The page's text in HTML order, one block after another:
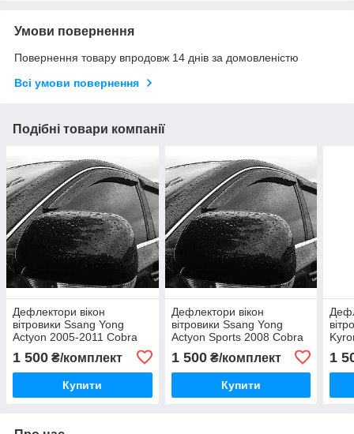
Умови повернення
Повернення товару впродовж 14 днів за домовленістю
Всі умови повернення
Подібні товари компанії
Дефлектори вікон
вітровики Ssang Yong
Actyon 2005-2011 Cobra
1 500 ₴/комплект
Купити
Дефлектори вікон
вітровики Ssang Yong
Actyon Sports 2008 Cobra
1 500₴/комплект
Купити
1